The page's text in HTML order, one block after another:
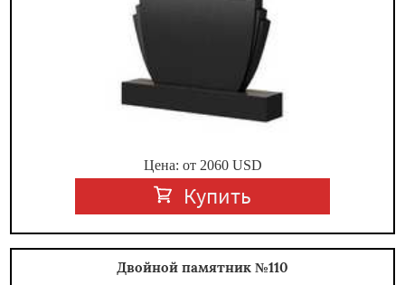
Цена: от 2060USD
Купить
Двойной памятник №110